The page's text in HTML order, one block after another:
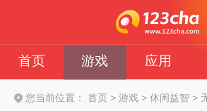
首页 游戏 应用
您当前位置： 首页 > 游戏 > 休闲益智 >